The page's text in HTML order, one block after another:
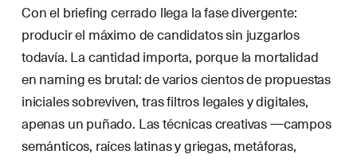
Con el briefing cerrado llega la fase divergente:
producir el máximo de candidatos sin juzgarlos
todavía. La cantidad importa, porque la mortalidad
en naming es brutal: de varios cientos de propuestas
iniciales sobreviven, tras filtros legales y digitales,
apenas un puñado. Las técnicas creativas —campos
semánticos, raíces latinas y griegas, metáforas,